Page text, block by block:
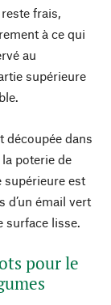
reste frais,
à ce qui
au
supérieure
découpée dans
poterie de
supérieure est
d’un émail vert
surface lisse.
pour le